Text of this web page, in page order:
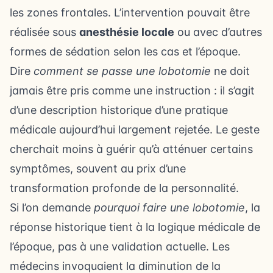
les zones frontales. L’intervention pouvait être
réalisée sous anesthésie locale ou avec d’autres
formes de sédation selon les cas et l’époque.
Dire comment se passe une lobotomie ne doit
jamais être pris comme une instruction : il s’agit
d’une description historique d’une pratique
médicale aujourd’hui largement rejetée. Le geste
cherchait moins à guérir qu’à atténuer certains
symptômes, souvent au prix d’une
transformation profonde de la personnalité.
Si l’on demande pourquoi faire une lobotomie, la
réponse historique tient à la logique médicale de
l’époque, pas à une validation actuelle. Les
médecins invoquaient la diminution de la